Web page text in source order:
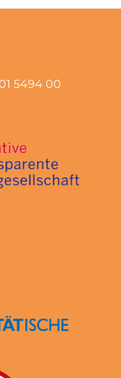
5494 00